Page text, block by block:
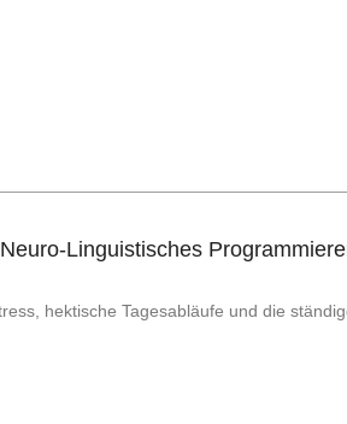
Linguistisches
hektische Tagesabläufe und die